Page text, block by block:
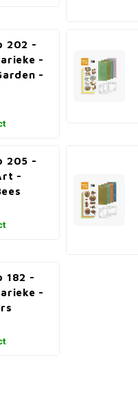
202 -
-
-
205 -
-
182 -
-